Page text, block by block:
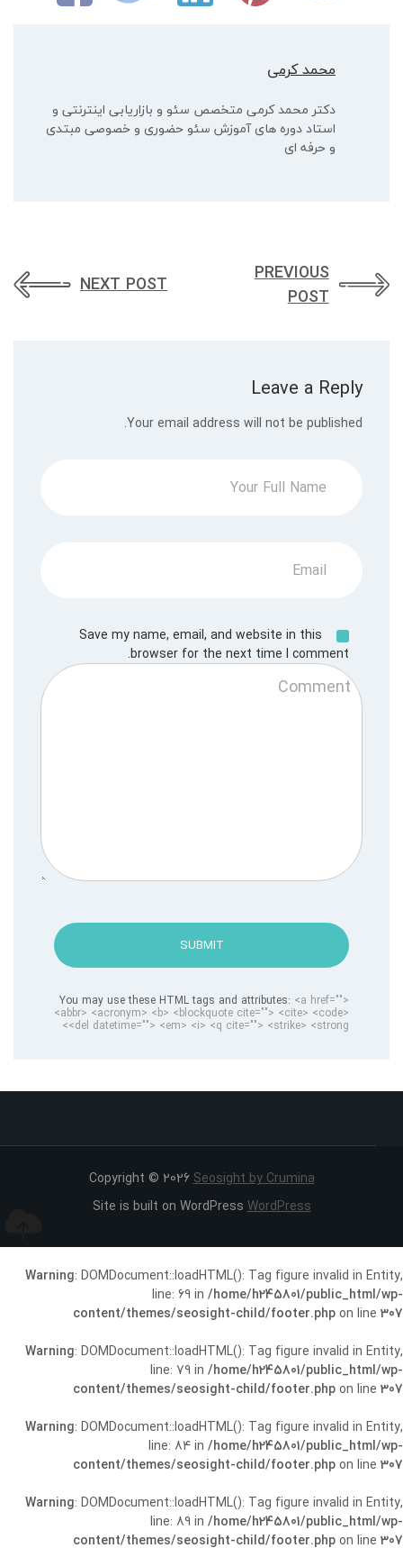
محمد کرمی
دکتر محمد کرمی متخصص سئو و بازاریابی اینترنتی و
استاد دوره های آموزش سئو حضوری و خصوصی مبتدی
و حرفه ای
PREVIOUS
POST
NEXT POST
Leave a Reply
Your email address will not be published.
Save my name, email, and website in this
browser for the next time I comment.
SUBMIT
You may use these HTML tags and attributes: <a href="">
<abbr> <acronym> <b> <blockquote cite=""> <cite> <code>
<del datetime=""> <em> <i> <q cite=""> <strike> <strong>
Copyright © 2026Seosight by Crumina
Site is built on WordPressWordPress
Warning: DOMDocument::loadHTML(): Tag figure invalid in Entity,
line: 69 in /home/h245801/public_html/wp-
content/themes/seosight-child/footer.phpon line 307
Warning: DOMDocument::loadHTML(): Tag figure invalid in Entity,
line: 79 in /home/h245801/public_html/wp-
content/themes/seosight-child/footer.phpon line 307
Warning: DOMDocument::loadHTML(): Tag figure invalid in Entity,
line: 84 in /home/h245801/public_html/wp-
content/themes/seosight-child/footer.phpon line 307
Warning: DOMDocument::loadHTML(): Tag figure invalid in Entity,
line: 89 in /home/h245801/public_html/wp-
content/themes/seosight-child/footer.phpon line 307